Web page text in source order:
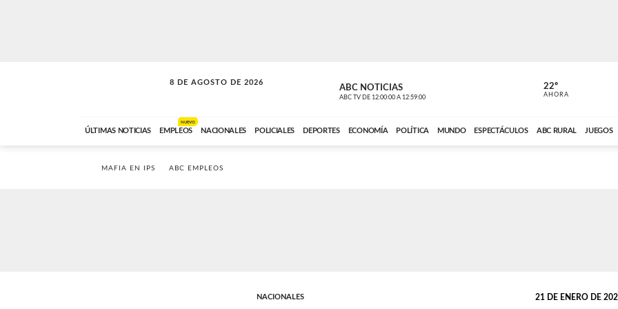
8 DE AGOSTO DE 2026
SOLO MÚSICA ABC NOTICIAS
ABC TV DE 12:00:00 A 12:59:00 ABC CARDINAL
22º
AHORA
ÚLTIMAS NOTICIAS EMPLEOS
NUEVO
NACIONALES POLICIALES DEPORTES ECONOMÍA POLÍTICA MUNDO ESPECTÁCULOS ABC RURAL JUEGOS
MAFIA EN IPS ABC EMPLEOS
NACIONALES 21 DE ENERO DE